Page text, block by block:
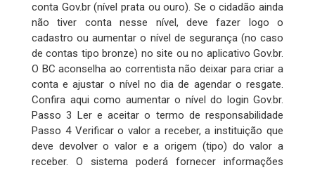
conta Gov.br (nível prata ou ouro). Se o cidadão ainda
não tiver conta nesse nível, deve fazer logo o
cadastro ou aumentar o nível de segurança (no caso
de contas tipo bronze) no site ou no aplicativo Gov.br.
O BC aconselha ao correntista não deixar para criar a
conta e ajustar o nível no dia de agendar o resgate.
Confira aqui como aumentar o nível do login Gov.br.
Passo 3 Ler e aceitar o termo de responsabilidade
Passo 4 Verificar o valor a receber, a instituição que
deve devolver o valor e a origem (tipo) do valor a
receber. O sistema poderá fornecer informações